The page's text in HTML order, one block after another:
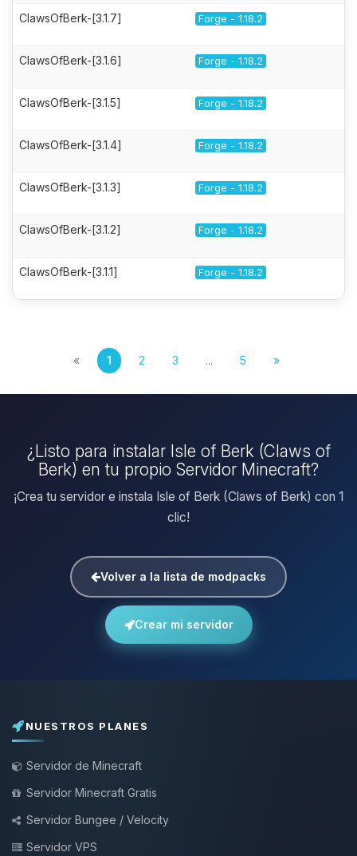
ClawsOfBerk-[3.1.7] Forge - 1.18.2
ClawsOfBerk-[3.1.6] Forge - 1.18.2
ClawsOfBerk-[3.1.5] Forge - 1.18.2
ClawsOfBerk-[3.1.4] Forge - 1.18.2
ClawsOfBerk-[3.1.3] Forge - 1.18.2
ClawsOfBerk-[3.1.2] Forge - 1.18.2
ClawsOfBerk-[3.1.1] Forge - 1.18.2
« 1 2 3 ... 5 »
¿Listo para instalar Isle of Berk (Claws of
Berk) en tu propio Servidor Minecraft?
¡Crea tu servidor e instala Isle of Berk (Claws of Berk) con 1
clic!
Volver a la lista de modpacks
Crear mi servidor
NUESTROS PLANES
Servidor de Minecraft
Servidor Minecraft Gratis
Servidor Bungee / Velocity
Servidor VPS